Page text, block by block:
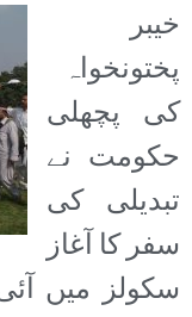
خیبر
پختونخواہ
کی پچھلی
حکومت نے
تبدیلی کی
سفر کا آغاز
سکولز میں